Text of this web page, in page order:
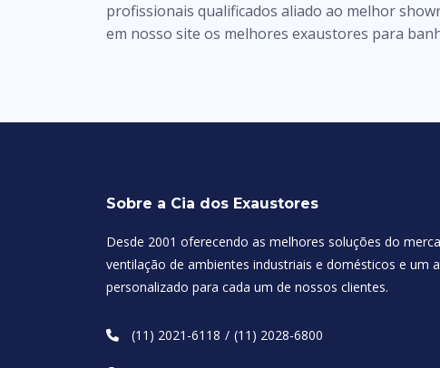
profissionais qualificados aliado ao melhor
em nosso site os melhores exaustores para
Sobre a Cia dos Exaustores
Desde 2001 oferecendo as melhores soluções do
ventilação de ambientes industriais e domésticos e um
personalizado para cada um de nossos clientes.
(11) 2021-6118 (11) 2028-6800